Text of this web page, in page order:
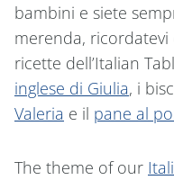
bambini e siete
merenda,
ricette dell’Italian
inglese di Giulia, i
Valeria e il pane al
The theme of our